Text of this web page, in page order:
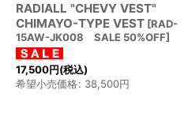
RADIALL "CHEVY VEST"
CHIMAYO-TYPE VEST [RAD-
15AW-JK008 SALE 50%OFF]
17,500円(税込)
希望小売価格: 38,500円